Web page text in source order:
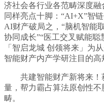
济社会各行业各范畴深度
同样亮点十脚：“AI+X”智
AI财产破局之，“脑机智能
协同成长”“医工交叉赋能
「智启龙城 创领将来」为
智能财产内产学研注目的高
共建智能财产新将来！
量，帮力霸占算法原创性
畴。